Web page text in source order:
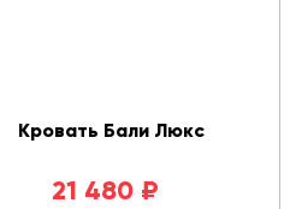
Кровать Бали Люкс
21 480 ₽